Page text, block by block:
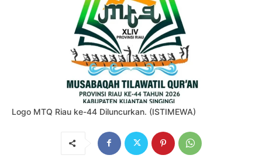
Logo MTQ Riau ke-44 Diluncurkan. (ISTIMEWA)